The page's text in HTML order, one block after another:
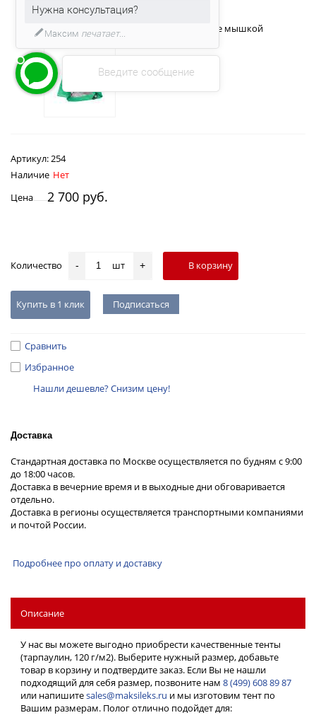
Для увеличения картинки наведите мышкой
Артикул: 254
Наличие Нет
Цена
2 700 руб.
Количество - шт + В корзину
Купить в 1 клик Подписаться
Сравнить
Избранное
Нашли дешевле? Снизим цену!
Доставка
Стандартная доставка по Москве осуществляется по будням с 9:00
до 18:00 часов.
Доставка в вечерние время и в выходные дни обговаривается
отдельно.
Доставка в регионы осуществляется транспортными компаниями
и почтой России.
Подробнее про оплату и доставку
Описание
У нас вы можете выгодно приобрести качественные тенты
(тарпаулин, 120 г/м2). Выберите нужный размер, добавьте
товар в корзину и подтвердите заказ. Если Вы не нашли
подходящий для себя размер, позвоните нам 8 (499) 608 89 87
или напишитеsales@maksileks.ru и мы изготовим тент по
Вашим размерам. Полог отлично подойдет для:
Введите сообщение
Нужна консультация?
Максим печатает...